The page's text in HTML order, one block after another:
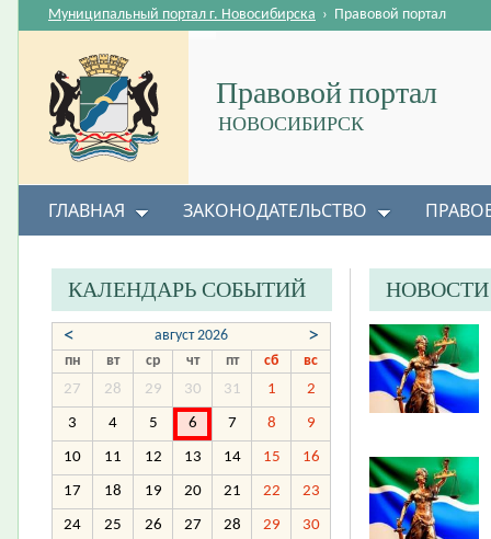
Правовой портал
НОВОСИБИРСК
Муниципальный портал г. Новосибирска › Правовой портал
ГЛАВНАЯ ЗАКОНОДАТЕЛЬСТВО
НОВОСТИ
КАЛЕНДАРЬ СОБЫТИЙ
< август 2026 >
пн вт ср чт пт сб
вс
27
28 29 30 31 1 2
3 4 5 6 7 8 9
10 11 12 13 14 15 16
17 18 19 20 21 22 23
24 25 26 27 28 29 30